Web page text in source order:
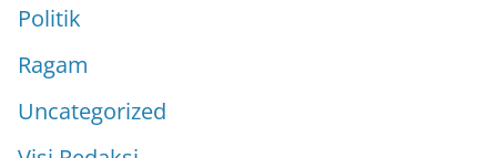
Politik
Ragam
Uncategorized